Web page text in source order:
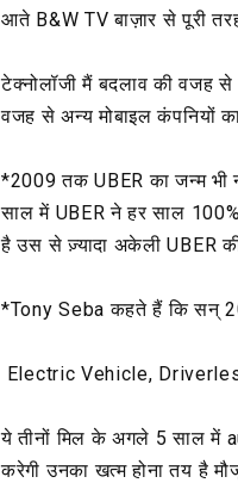
आते B&W TV बाज़ार से पूरी
टेक्नोलॉजी मैं बदलाव की वजह
वजह से अन्य मोबाइल कंपनियों
*2009 तक UBER का जन्म भी
साल में UBER ने हर साल
है उस से ज़्यादा अकेली UBER
*Tony Seba कहते हैं कि सन्
Electric Vehicle,
ये तीनों मिल के अगले 5 साल में
करेगी उनका खत्म होना तय है